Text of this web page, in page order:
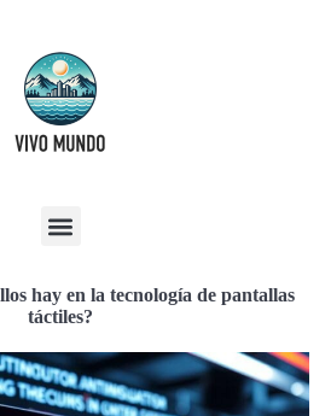
hay en la tecnología de pantallas
táctiles?